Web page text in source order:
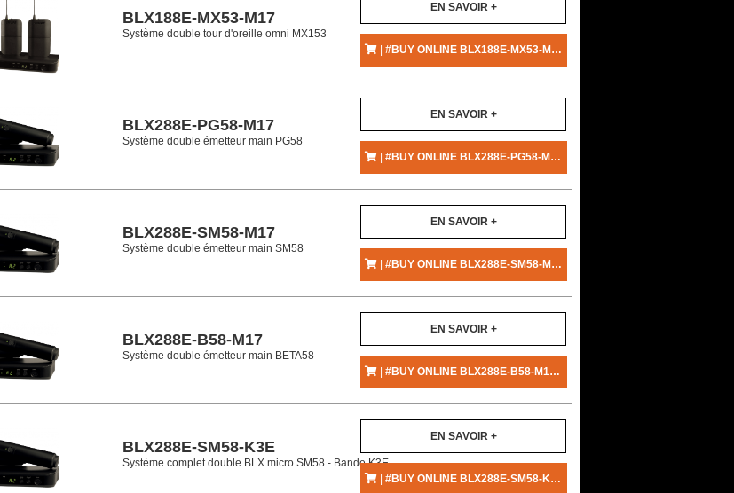
BLX188E-MX53-M17
Système double tour d'oreille omni MX153
EN SAVOIR +
| #BUY ONLINE BLX188E-MX53-M17 - SHURE
BLX288E-PG58-M17
Système double émetteur main PG58
EN SAVOIR +
| #BUY ONLINE BLX288E-PG58-M17 - SHURE
BLX288E-SM58-M17
Système double émetteur main SM58
EN SAVOIR +
| #BUY ONLINE BLX288E-SM58-M17 - SHURE
BLX288E-B58-M17
Système double émetteur main BETA58
EN SAVOIR +
| #BUY ONLINE BLX288E-B58-M17 - SHURE
BLX288E-SM58-K3E
Système complet double BLX micro SM58 - Bande K3E
EN SAVOIR +
| #BUY ONLINE BLX288E-SM58-K3E - SHURE